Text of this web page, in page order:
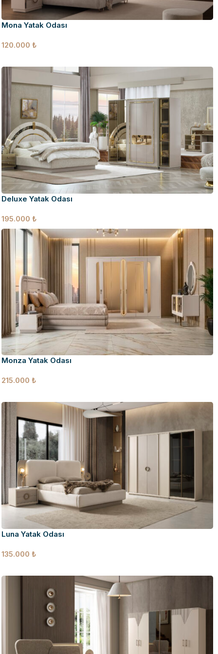
Mona Yatak Odası
120.000₺
Deluxe Yatak Odası
195.000₺
Monza Yatak Odası
215.000₺
Luna Yatak Odası
135.000₺